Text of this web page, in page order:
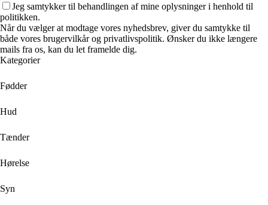
Jeg samtykker til behandlingen af mine oplysninger i henhold til
politikken.
Når du vælger at modtage vores nyhedsbrev, giver du samtykke til
både vores brugervilkår og privatlivspolitik. Ønsker du ikke længere
mails fra os, kan du let framelde dig.
Kategorier
Fødder
Hud
Tænder
Hørelse
Syn